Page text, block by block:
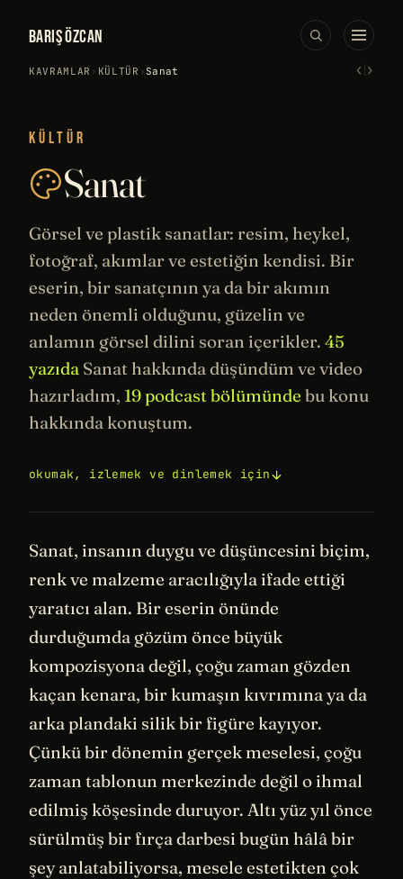
BARIŞ ÖZCAN
KAVRAMLAR › KÜLTÜR ›Sanat ‹›
KÜLTÜR
Sanat
Görsel ve plastik sanatlar: resim, heykel,
fotoğraf, akımlar ve estetiğin kendisi. Bir
eserin, bir sanatçının ya da bir akımın
neden önemli olduğunu, güzelin ve
anlamın görsel dilini soran içerikler. 45
yazıda Sanat hakkında düşündüm ve video
hazırladım, 19 podcast bölümünde bu konu
hakkında konuştum.
okumak, izlemek ve dinlemek için
Sanat, insanın duygu ve düşüncesini biçim,
renk ve malzeme aracılığıyla ifade ettiği
yaratıcı alan. Bir eserin önünde
durduğumda gözüm önce büyük
kompozisyona değil, çoğu zaman gözden
kaçan kenara, bir kumaşın kıvrımına ya da
arka plandaki silik bir figüre kayıyor.
Çünkü bir dönemin gerçek meselesi, çoğu
zaman tablonun merkezinde değil o ihmal
edilmiş köşesinde duruyor. Altı yüz yıl önce
sürülmüş bir fırça darbesi bugün hâlâ bir
şey anlatabiliyorsa, mesele estetikten çok